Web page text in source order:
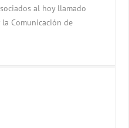
al hoy llamado
Comunicación de